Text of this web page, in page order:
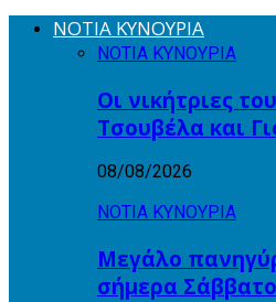
ΝΟΤΙΑ ΚΥΝΟΥΡΙΑ
ΝΟΤΙΑ ΚΥΝΟΥΡΙΑ
Οι νικήτριες
Τσουβέλα και
08/08/2026
ΝΟΤΙΑ ΚΥΝΟΥΡΙΑ
Μεγάλο
σήμερα